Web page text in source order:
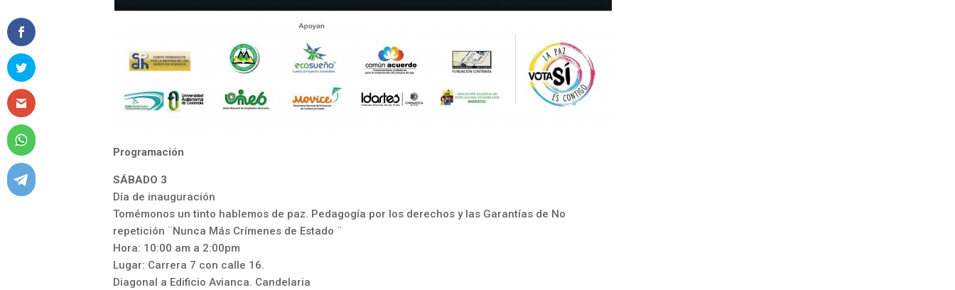
Programación
SÁBADO 3
Día de inauguración
Tomémonos un tinto hablemos de paz. Pedagogía por los derechos y las Garantías de No
repetición ¨Nunca Más Crímenes de Estado ¨
Hora: 10:00 am a 2:00pm
Lugar: Carrera 7 con calle 16.
Diagonal a Edificio Avianca. Candelaria